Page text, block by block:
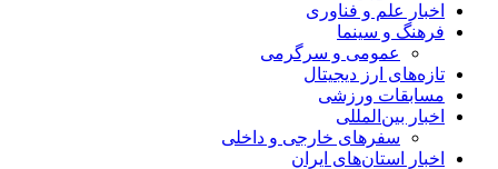
اخبار علم و فناوری
فرهنگ و سینما
عمومی و سرگرمی
تازه‌های ارز دیجیتال
مسابقات ورزشی
اخبار بین‌المللی
سفرهای خارجی و داخلی
اخبار استان‌های ایران